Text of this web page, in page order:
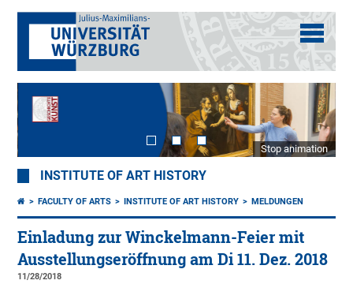
Stop animation
INSTITUTE OF ART HISTORY
FACULTY OF ARTS INSTITUTE OF ART HISTORY MELDUNGEN
Einladung zur Winckelmann-Feier mit
Ausstellungseröffnung am Di 11. Dez. 2018
11/28/2018